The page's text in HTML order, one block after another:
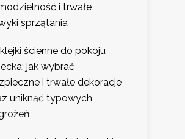
i trwałe
sprzątania
ścienne do pokoju
jak wybrać
i trwałe dekoracje
uniknąć typowych